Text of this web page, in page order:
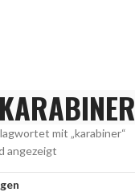
KARABINER
mit „karabiner“
angezeigt